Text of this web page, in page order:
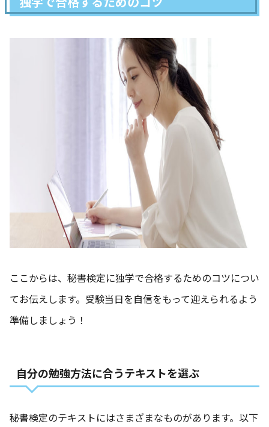
ここからは、秘書検定に独学で合格するためのコツについ
てお伝えします。受験当日を自信をもって迎えられるよう
準備しましょう！
自分の勉強方法に合うテキストを選ぶ
秘書検定のテキストにはさまざまなものがあります。以下